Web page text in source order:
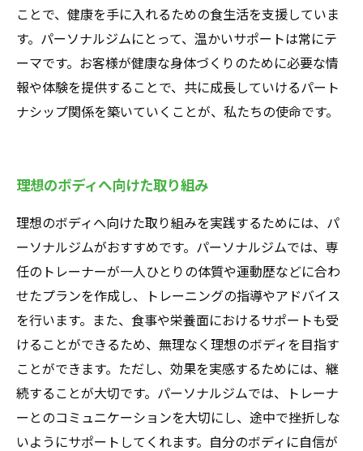
ことで、健康を手に入れるための食生活を支援していま
す。パーソナルジムにとって、温かいサポートは常にテ
ーマです。お客様が健康な身体づくりのために必要な情
報や体験を提供することで、共に成長していけるパート
ナシップ関係を築いていくことが、私たちの使命です。
理想のボディへ向けた取り組み
理想のボディへ向けた取り組みを実践するためには、パ
ーソナルジムがおすすめです。パーソナルジムでは、専
任のトレーナーが一人ひとりの体質や運動歴などに合わ
せたプランを作成し、トレーニングの指導やアドバイス
を行います。また、食事や栄養面におけるサポートも受
けることができるため、無理なく理想のボディを目指す
ことができます。ただし、効果を実感するためには、継
続することが大切です。パーソナルジムでは、トレーナ
ーとのコミュニケーションを大切にし、途中で挫折しな
いようにサポートしてくれます。自分のボディに自信が